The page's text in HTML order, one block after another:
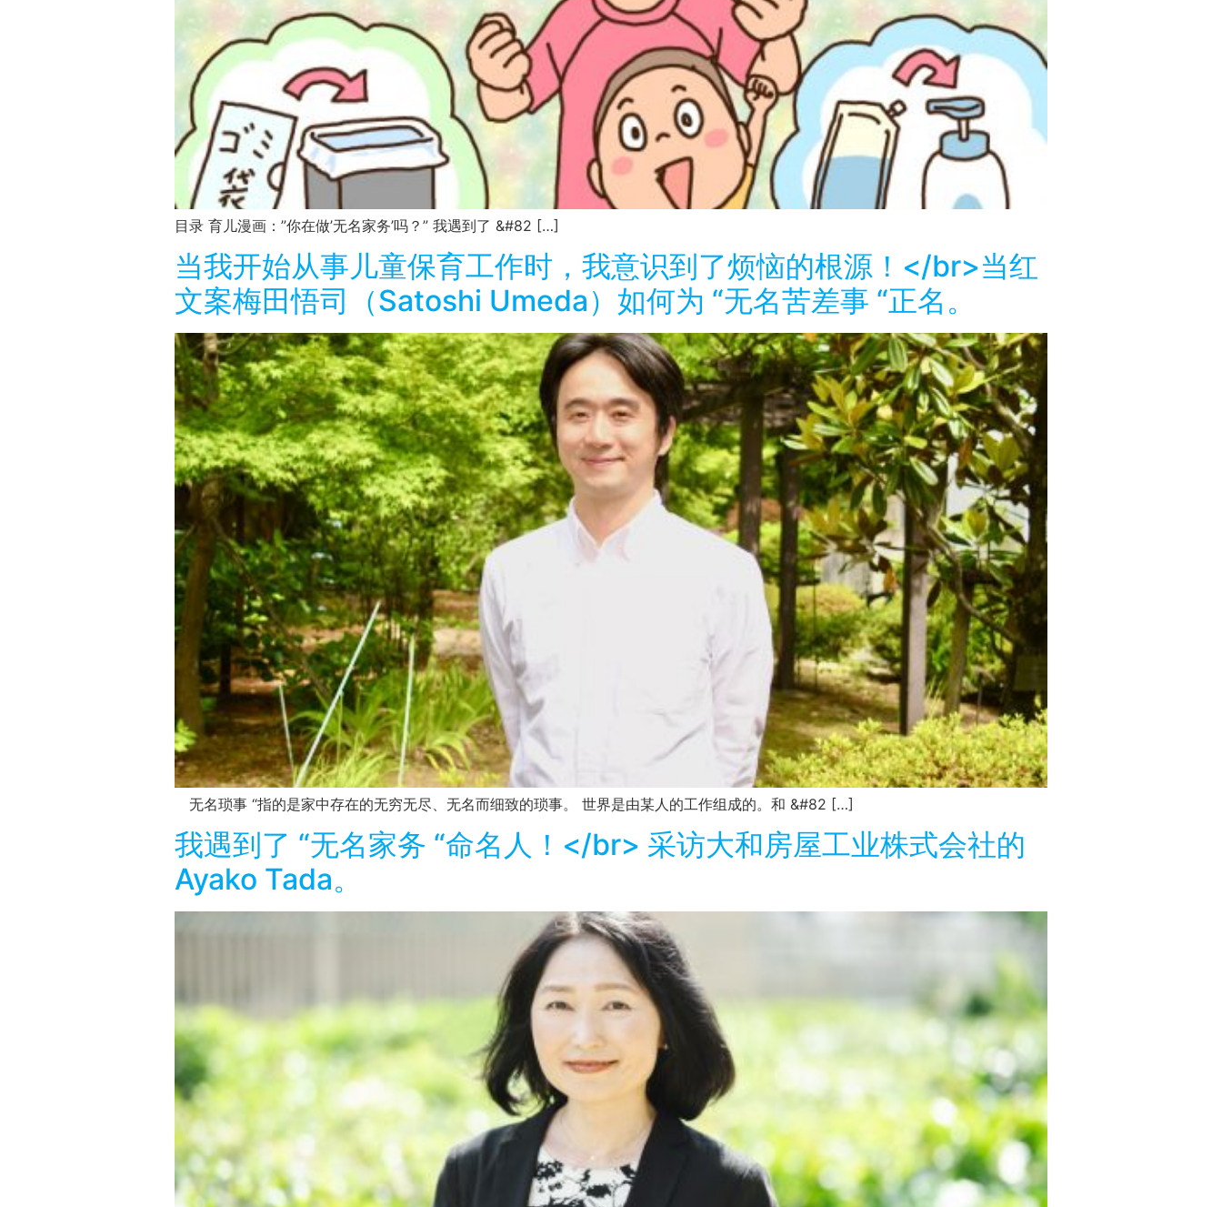
目录 育儿漫画：”你在做’无名家务’吗？” 我遇到了 &#82 […]
当我开始从事儿童保育工作时，我意识到了烦恼的根源！</br>当红
文案梅田悟司（Satoshi Umeda）如何为 “无名苦差事 “正名。
无名琐事 “指的是家中存在的无穷无尽、无名而细致的琐事。 世界是由某人的工作组成的。和 &#82 […]
我遇到了 “无名家务 “命名人！</br> 采访大和房屋工业株式会社的
Ayako Tada。